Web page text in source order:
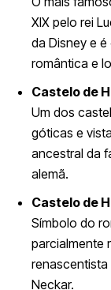
XIX pelo rei
da Disney e
romântica e
Castelo de
Um dos
góticas e
ancestral da
alemã.
Castelo de
Símbolo do
parcialmente
renascentista
Neckar.